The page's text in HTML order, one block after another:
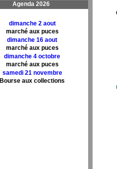
Agenda 2026
dimanche 2 aout
marché aux puces
dimanche 16 aout
marché aux puces
dimanche 4 octobre
marché aux puces
samedi 21 novembre
Bourse aux collections